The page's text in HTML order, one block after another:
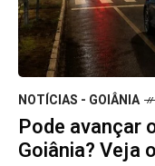
NOTÍCIAS - GOIÂNIA
Pode avançar
Goiânia? Veja